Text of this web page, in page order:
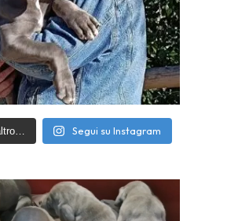
Segui su Instagram